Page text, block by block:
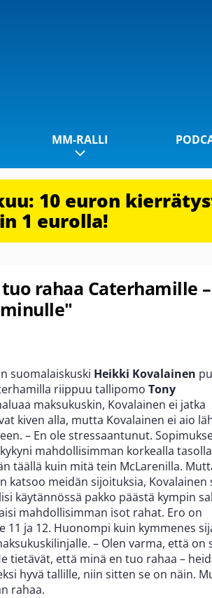
MM-RALLI
10 euron
1 eurolla!
rahaa Caterhamille –
suomalaiskuski Heikki Kovalainen
riippuu tallipomo Tony
maksukuskin, Kovalainen ei jatka
kiven alla, mutta Kovalainen ei aio
– En ole stressaantunut.
mahdollisimman korkealla
täällä kuin mitä tein McLarenilla.
katsoo meidän sijoituksia, Kovalainen
käytännössä pakko päästä kympin
mahdollisimman isot rahat. Ero on
ja 12. Huonompi kuin kymmenes
– Olen varma, että on
tietävät, että minä en tuo rahaa –
hyvä tallille, niin sitten se on näin.
rahaa.